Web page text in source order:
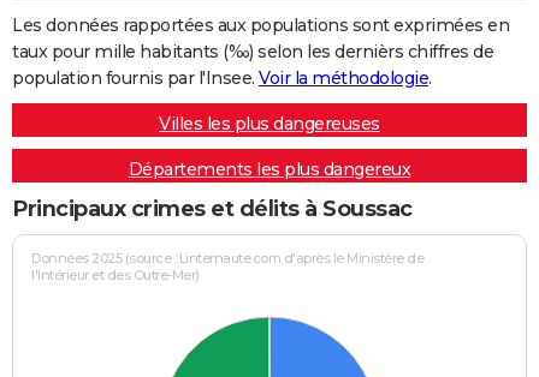
Les données rapportées aux populations sont exprimées en
taux pour mille habitants (‰) selon les dernièrs chiffres de
population fournis par l'Insee. Voir la méthodologie.
Villes les plus dangereuses
Départements les plus dangereux
Principaux crimes et délits à Soussac
Données 2025 (source : Linternaute.com d'après le Ministère de
l'Intérieur et des Outre-Mer)